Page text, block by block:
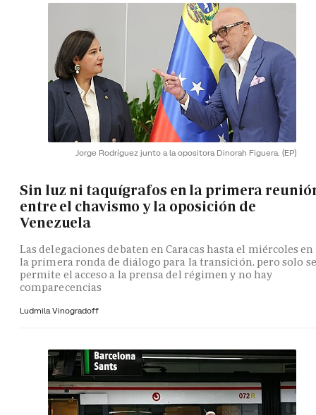
Jorge Rodríguez junto a la opositora Dinorah Figuera. (EP)
Sin luz ni taquígrafos en la primera
entre el chavismo y la oposición de
Venezuela
Las delegaciones debaten en Caracas hasta el miércoles en
la primera ronda de diálogo para la transición, pero solo se
permite el acceso a la prensa del régimen y no hay
comparecencias
Ludmila Vinogradoff